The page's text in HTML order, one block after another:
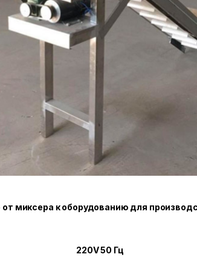
миксера к оборудованию для
220V 50 Гц